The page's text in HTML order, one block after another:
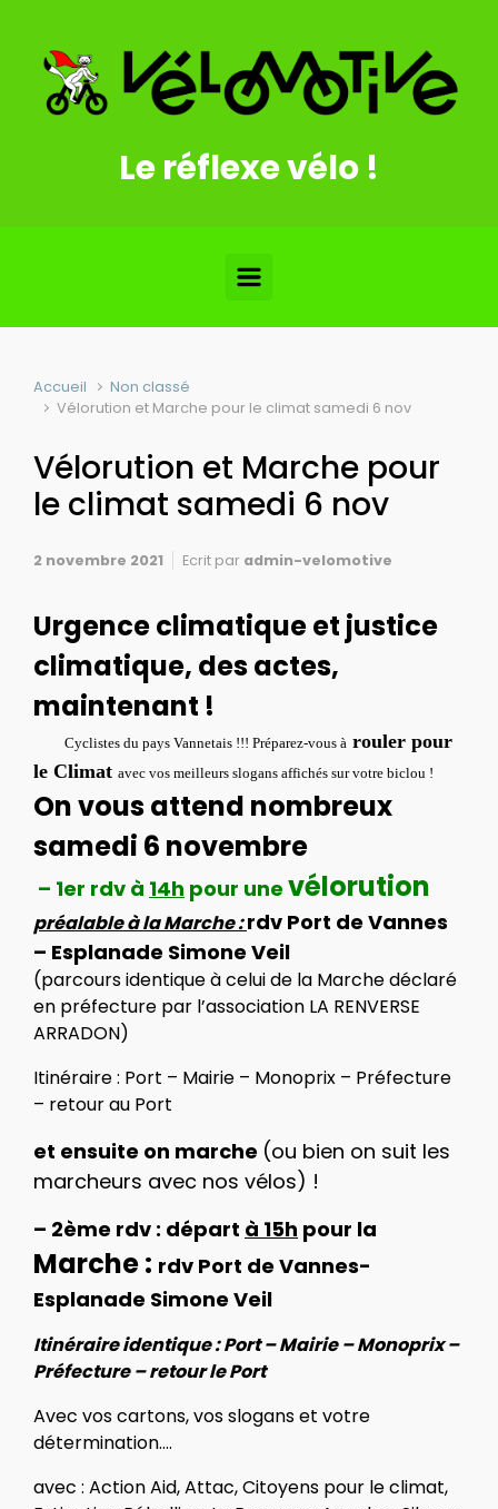
Le réflexe vélo !
Accueil
Non classé
Vélorution et Marche pour le climat samedi 6 nov
Vélorution et Marche pour
le climat samedi 6 nov
2 novembre 2021 Ecrit par admin-velomotive
Urgence climatique et justice
climatique, des actes,
maintenant !
Cyclistes du pays Vannetais !!! Préparez-vous à rouler pour
le Climat avec vos meilleurs slogans affichés sur votre biclou !
On vous attend nombreux
samedi 6 novembre
– 1er rdv à 14h pour une vélorution
préalable à la Marche :rdv Port de Vannes
– Esplanade Simone Veil
(parcours identique à celui de la Marche déclaré
en préfecture par l’association LA RENVERSE
ARRADON)
Itinéraire : Port – Mairie – Monoprix – Préfecture
– retour au Port
et ensuite on marche (ou bien on suit les
marcheurs avec nos vélos) !
– 2ème rdv : départ à 15h pour la
Marche : rdv Port de Vannes-
Esplanade Simone Veil
Itinéraire identique : Port – Mairie – Monoprix –
Préfecture – retour le Port
Avec vos cartons, vos slogans et votre
détermination….
avec : Action Aid, Attac, Citoyens pour le climat,